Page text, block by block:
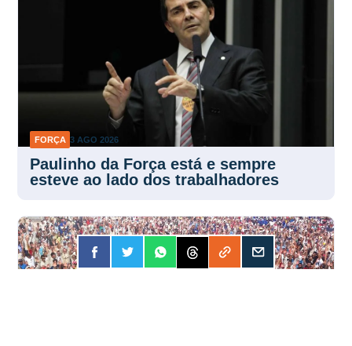
FORÇA 3 AGO 2026
Paulinho da Força está e sempre
esteve ao lado dos trabalhadores